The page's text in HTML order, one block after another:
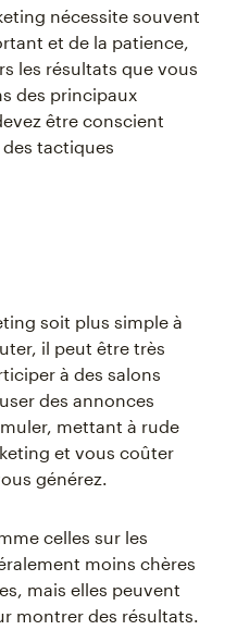
nécessite souvent
et de la patience,
les résultats que vous
des principaux
être conscient
tactiques
soit plus simple à
il peut être très
à des salons
des annonces
mettant à rude
et vous coûter
générez.
celles sur les
moins chères
mais elles peuvent
montrer des résultats.